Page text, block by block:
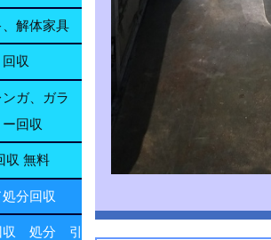
解体家具
収
ガ、ガラ
回収
収 無料
分回収
収 処分 引